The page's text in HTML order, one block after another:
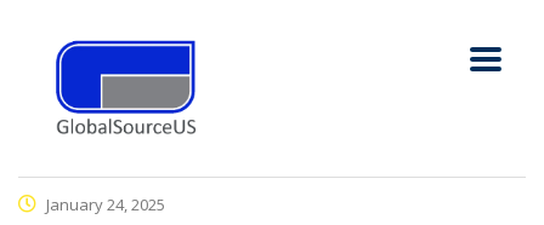
January 24, 2025